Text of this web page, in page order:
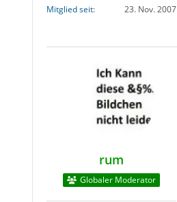
Mitglied seit
23. Nov. 2007
rum
Globaler Moderator